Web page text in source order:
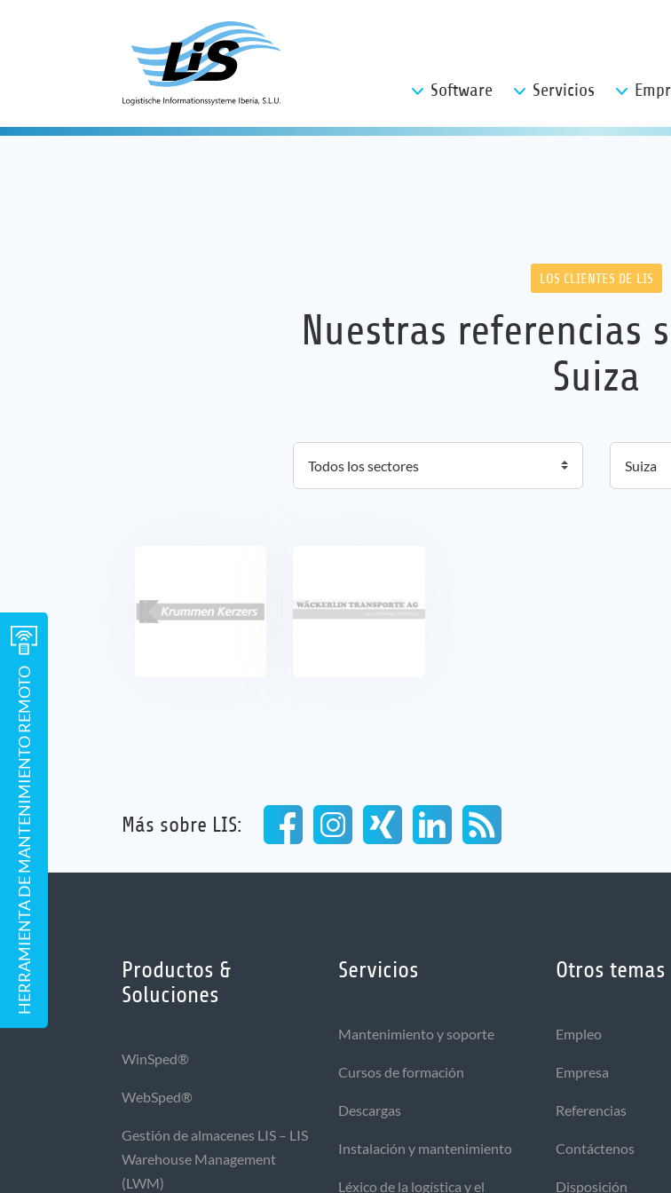
Software Servicios
LOS CLIENTES DE LIS
Nuestras referencias
Suiza
Más sobre LIS:
Productos &
Soluciones
WinSped®
WebSped®
Gestión de almacenes LIS – LIS
Warehouse Management
(LWM)
Servicios
Mantenimiento y soporte
Cursos de formación
Descargas
Instalación y mantenimiento
Léxico de la logística y el
Otros temas
Empleo
Empresa
Referencias
Contáctenos
Disposición
HERRAMIENTA DE MANTENIMIENTO REMOTO